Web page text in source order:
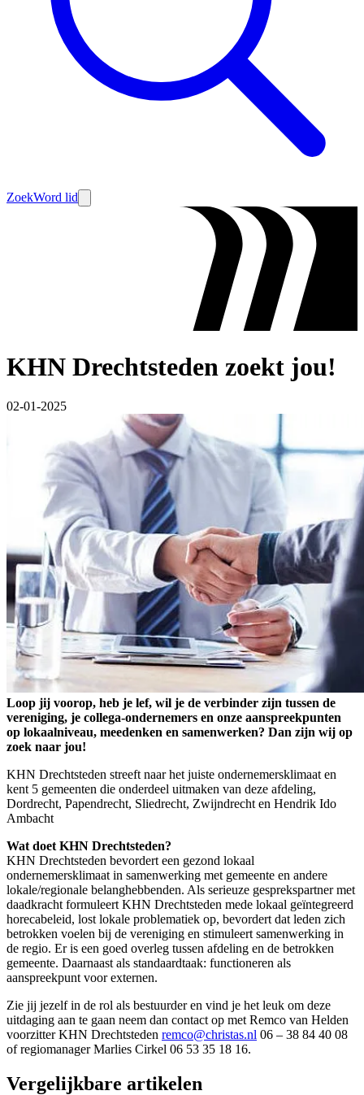
ZoekWord lid
KHN Drechtsteden zoekt jou!
02-01-2025
Loop jij voorop, heb je lef, wil je de verbinder zijn tussen de
vereniging, je collega-ondernemers en onze aanspreekpunten
op lokaalniveau, meedenken en samenwerken? Dan zijn wij op
zoek naar jou!
KHN Drechtsteden streeft naar het juiste ondernemersklimaat en
kent 5 gemeenten die onderdeel uitmaken van deze afdeling,
Dordrecht, Papendrecht, Sliedrecht, Zwijndrecht en Hendrik Ido
Ambacht
Wat doet KHN Drechtsteden?
KHN Drechtsteden bevordert een gezond lokaal
ondernemersklimaat in samenwerking met gemeente en andere
lokale/regionale belanghebbenden. Als serieuze gesprekspartner met
daadkracht formuleert KHN Drechtsteden mede lokaal geïntegreerd
horecabeleid, lost lokale problematiek op, bevordert dat leden zich
betrokken voelen bij de vereniging en stimuleert samenwerking in
de regio. Er is een goed overleg tussen afdeling en de betrokken
gemeente. Daarnaast als standaardtaak: functioneren als
aanspreekpunt voor externen.
Zie jij jezelf in de rol als bestuurder en vind je het leuk om deze
uitdaging aan te gaan neem dan contact op met Remco van Helden
voorzitter KHN Drechtsteden remco@christas.nl 06 – 38 84 40 08
of regiomanager Marlies Cirkel 06 53 35 18 16.
Vergelijkbare artikelen